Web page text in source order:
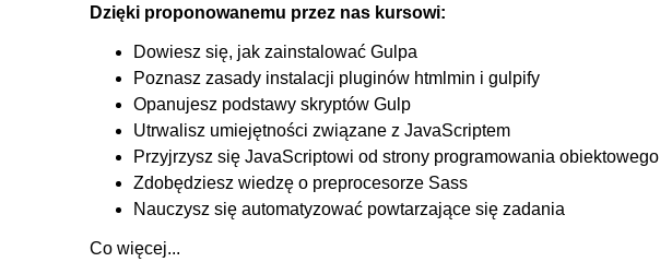
5.3. SASS i jego możliwości
5.4. JavaScript
5.5. Podsumowanie projektu
6. Stwórzmy lupę
6.1. Jak będzie wyglądał nasz projekt?
6.2. HTML
6.3. CSS i style
6.4. JavaScript
Dzięki proponowanemu przez nas kursowi:
Dowiesz się, jak zainstalować Gulpa
Poznasz zasady instalacji pluginów htmlmin i gulpify
Opanujesz podstawy skryptów Gulp
Utrwalisz umiejętności związane z JavaScriptem
Przyjrzysz się JavaScriptowi od strony programowania obiektowego
Zdobędziesz wiedzę o preprocesorze Sass
Nauczysz się automatyzować powtarzające się zadania
Co więcej...